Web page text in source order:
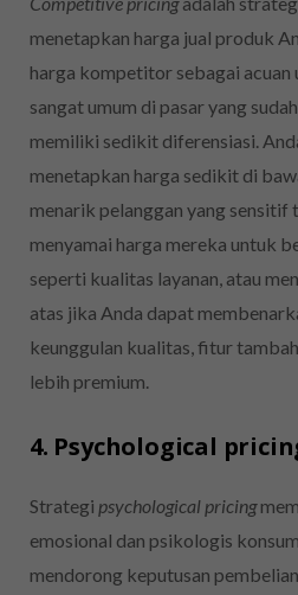
menetapkan harga jual produk
harga kompetitor sebagai acuan
sangat umum di pasar yang
memiliki sedikit diferensiasi.
menetapkan harga sedikit di
menarik pelanggan yang sensitif
menyamai harga mereka untuk
seperti kualitas layanan, atau
atas jika Anda dapat
keunggulan kualitas, fitur
lebih premium.
4. Psychological
Strategi psychological pricing
emosional dan psikologis
mendorong keputusan